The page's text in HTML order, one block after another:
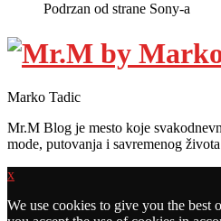
Podrzan od strane Sony-a
Marko Tadic
Mr.M Blog je mesto koje
mode, putovanja i savremenog
x
We use cookies to give you the best